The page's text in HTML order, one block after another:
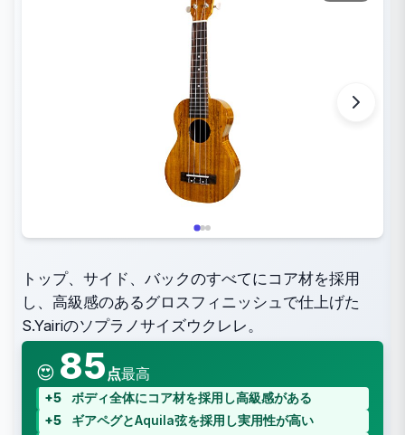
トップ、サイド、バックのすべてにコア材を採用
し、高級感のあるグロスフィニッシュで仕上げた
S.Yairiのソプラノサイズウクレレ。
😍 85 点最高
+5
ボディ全体にコア材を採用し高級感がある
+5
ギアペグとAquila弦を採用し実用性が高い